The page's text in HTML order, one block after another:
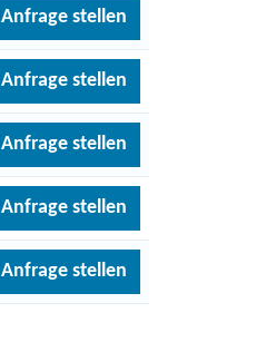
Anfrage stellen
Anfrage stellen
Anfrage stellen
Anfrage stellen
Anfrage stellen